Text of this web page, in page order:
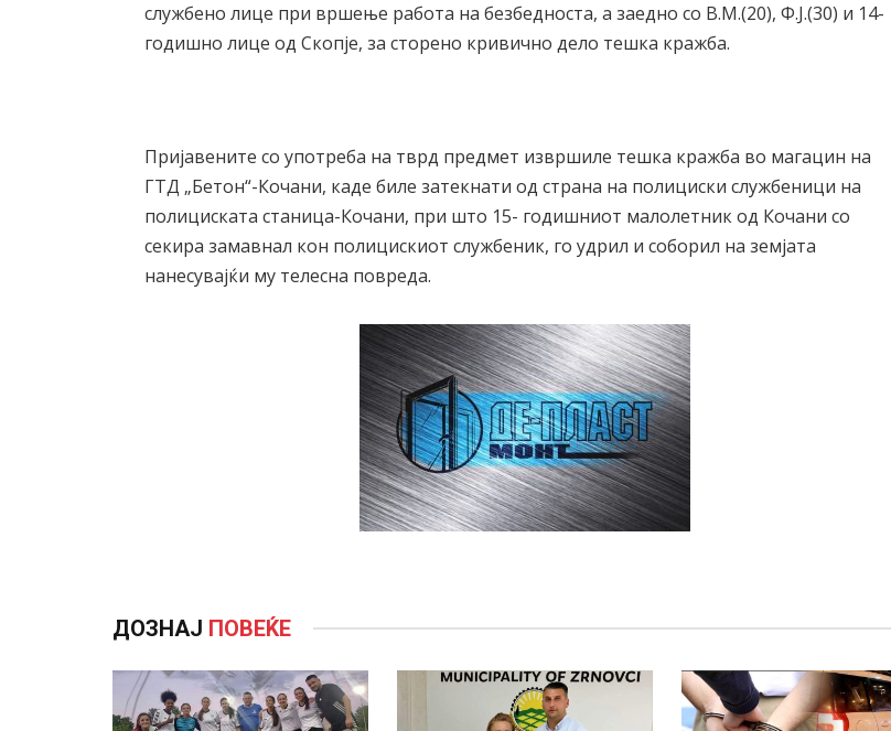
службено лице при вршење работа на безбедноста, а заедно со В.М.(20), Ф.Ј.(30) и 14-
годишно лице од Скопје, за сторено кривично дело тешка кражба.
Пријавените со употреба на тврд предмет извршиле тешка кражба во магацин на
ГТД „Бетон“-Кочани, каде биле затекнати од страна на полициски службеници на
полициската станица-Кочани, при што 15- годишниот малолетник од Кочани со
секира замавнал кон полицискиот службеник, го удрил и соборил на земјата
нанесувајќи му телесна повреда.
ДОЗНАЈ ПОВЕЌЕ